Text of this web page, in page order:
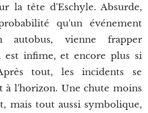
la tête d'Eschyle. Absurde,
qu'un événement
autobus, vienne frapper
infime, et encore plus si
tout, les incidents se
à l'horizon. Une chute moins
mais tout aussi symbolique,